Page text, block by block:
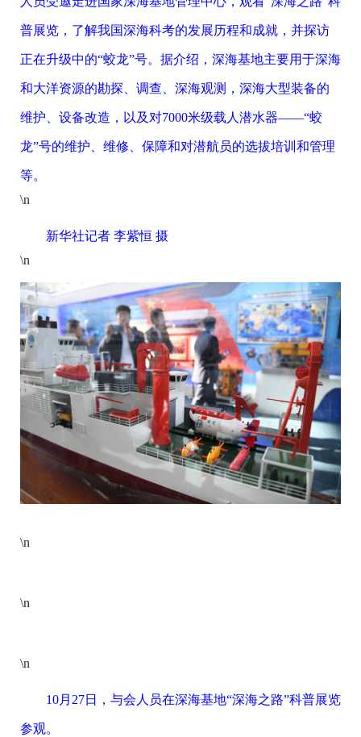
普展览，了解我国深海科考的发展历程和成就，并探访
正在升级中的“蛟龙”号。据介绍，深海基地主要用于深海
和大洋资源的勘探、调查、深海观测，深海大型装备的
维护、设备改造，以及对7000米级载人潜水器——“蛟
龙”号的维护、维修、保障和对潜航员的选拔培训和管理
等。
\n
新华社记者 李紫恒 摄
\n
\n
\n
\n
10月27日，与会人员在深海基地“深海之路”科普展览
参观。